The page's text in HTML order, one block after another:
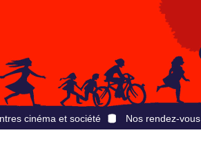
cinéma et société Nos rendez-vous